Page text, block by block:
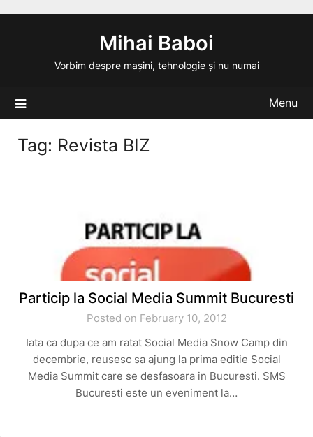
Mihai Baboi
Vorbim despre mașini, tehnologie și nu numai
Menu
Tag: Revista BIZ
Particip la Social Media Summit Bucuresti
Posted on February 10, 2012
Iata ca dupa ce am ratat Social Media Snow Camp din
decembrie, reusesc sa ajung la prima editie Social
Media Summit care se desfasoara in Bucuresti. SMS
Bucuresti este un eveniment la…